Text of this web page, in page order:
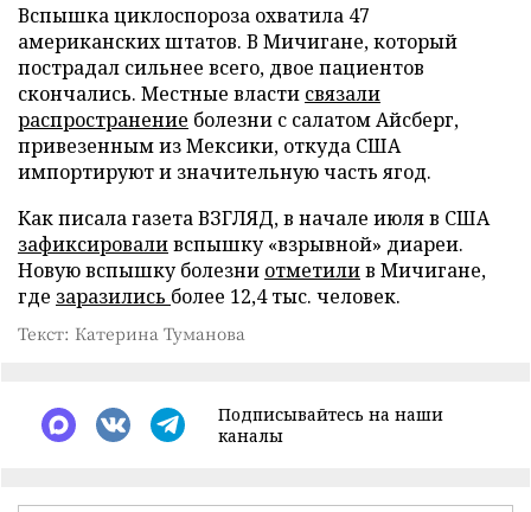
Вспышка циклоспороза охватила 47
американских штатов. В Мичигане, который
пострадал сильнее всего, двое пациентов
скончались. Местные власти связали
распространение болезни с салатом Айсберг,
привезенным из Мексики, откуда США
импортируют и значительную часть ягод.
Как писала газета ВЗГЛЯД, в начале июля в США
зафиксироваливспышку «взрывной» диареи.
Новую вспышку болезни отметилив Мичигане,
где заразились более 12,4 тыс. человек.
Текст: Катерина Туманова
Подписывайтесь на наши
каналы